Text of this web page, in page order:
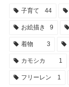
子育て 44
お絵描き 9
着物 3
カモシカ 1
フリーレン 1